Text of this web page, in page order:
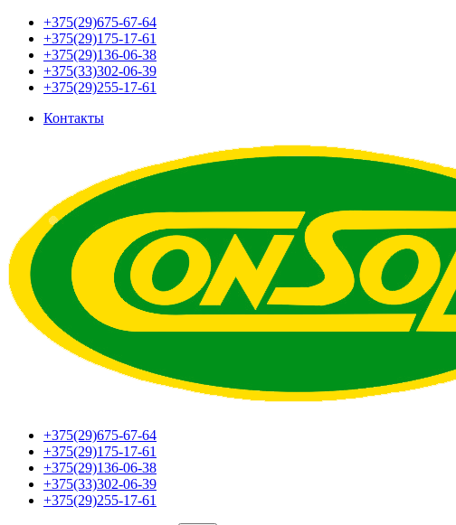
+375(29)675-67-64
+375(29)175-17-61
+375(29)136-06-38
+375(33)302-06-39
+375(29)255-17-61
Контакты
+375(29)675-67-64
+375(29)175-17-61
+375(29)136-06-38
+375(33)302-06-39
+375(29)255-17-61